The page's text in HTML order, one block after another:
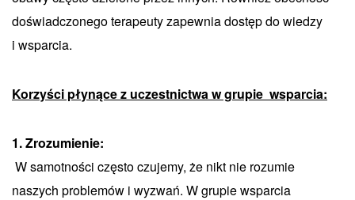
doświadczonego terapeuty zapewnia dostęp do wiedzy
i wsparcia.
Korzyści płynące z uczestnictwa w grupie wsparcia:
1. Zrozumienie:
W samotności często czujemy, że nikt nie rozumie
naszych problemów i wyzwań. W grupie wsparcia